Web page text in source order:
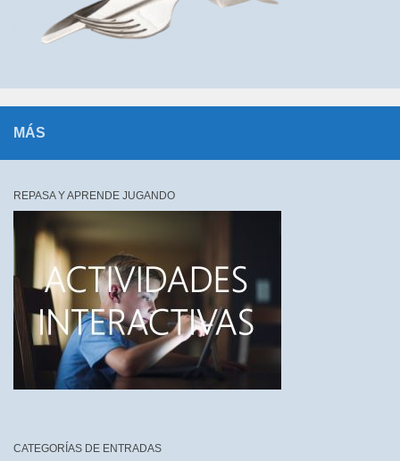
MÁS
REPASA Y APRENDE JUGANDO
CATEGORÍAS DE ENTRADAS